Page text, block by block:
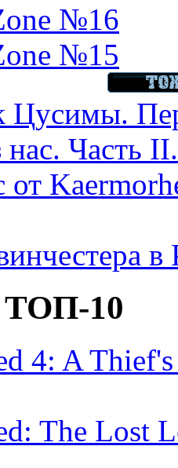
№16
№15
Цусимы.
Часть
от
ТОП-10
4: A
The Lost